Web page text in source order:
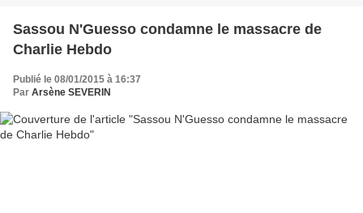
Sassou N'Guesso condamne le massacre de
Charlie Hebdo
Publié le 08/01/2015 à 16:37
Par Arsène SEVERIN